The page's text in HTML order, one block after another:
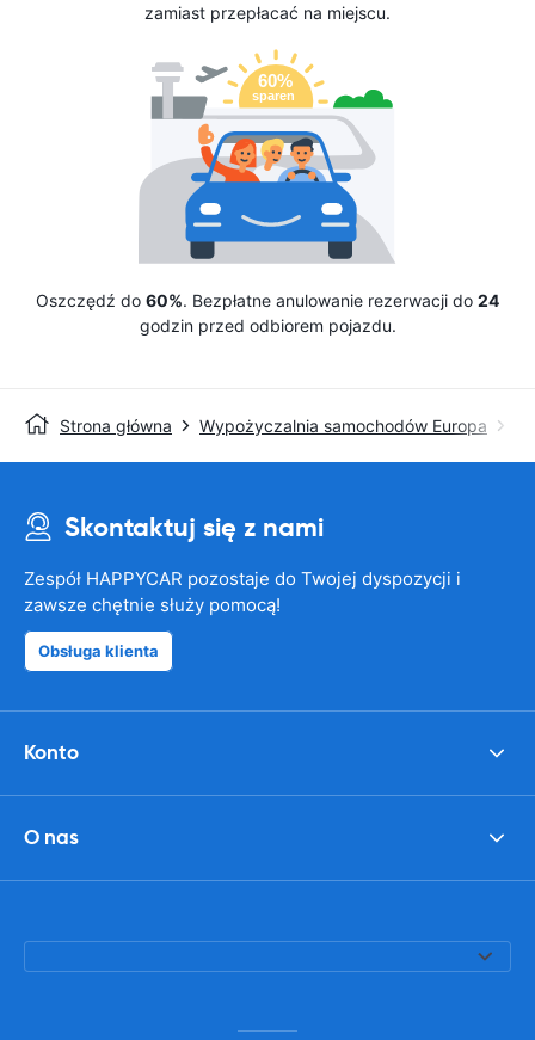
zamiast przepłacać na miejscu.
Oszczędź do 60%. Bezpłatne anulowanie rezerwacji do 24
godzin przed odbiorem pojazdu.
Strona główna Wypożyczalnia samochodów Europa
Skontaktuj się z nami
Zespół HAPPYCAR pozostaje do Twojej dyspozycji i
zawsze chętnie służy pomocą!
Obsługa klienta
Konto
O nas